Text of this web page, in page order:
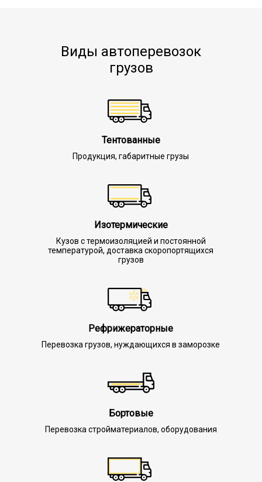
Виды автоперевозок
грузов
Тентованные
Продукция, габаритные грузы
Изотермические
Кузов с термоизоляцией и постоянной
температурой, доставка скоропортящихся
грузов
Рефрижераторные
Перевозка грузов, нуждающихся в заморозке
Бортовые
Перевозка стройматериалов, оборудования